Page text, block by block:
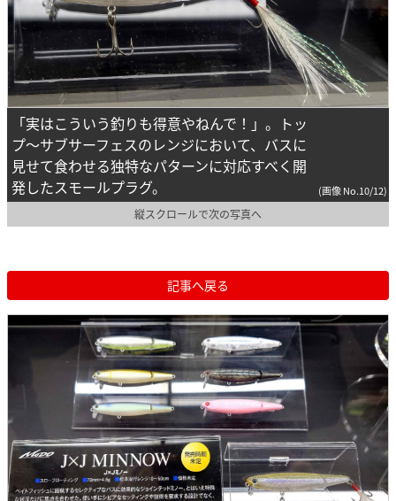
「実はこういう釣りも得意やねんで！」。トッ
プ～サブサーフェスのレンジにおいて、バスに
見せて食わせる独特なパターンに対応すべく開
発したスモールプラグ。
(画像 No.10/12)
縦スクロールで次の写真へ
記事へ戻る